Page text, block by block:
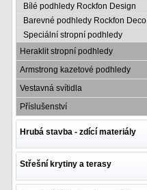
Bílé podhledy Rockfon Design
Barevné podhledy Rockfon Deco
Speciální stropní podhledy
Heraklit stropní podhledy
Armstrong kazetové podhledy
Vestavná svítidla
Příslušenství
Hrubá stavba - zdící materiály
Střešní krytiny a terasy